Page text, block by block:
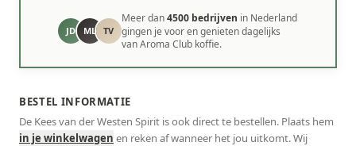
JD ML TV
Meer dan4500 bedrijven in Nederland
gingen je voor en genieten dagelijks
van Aroma Club koffie.
BESTEL INFORMATIE
De Kees van der Westen Spirit is ook direct te bestellen. Plaats hem
in je winkelwagen en reken af wanneer het jou uitkomt. Wij